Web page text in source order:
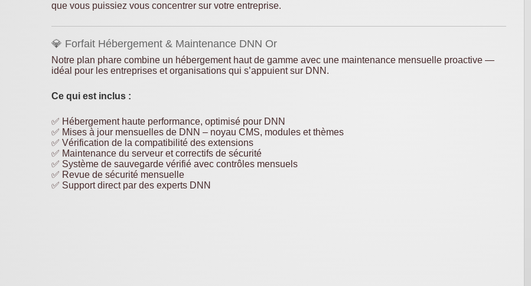
que vous puissiez vous concentrer sur votre entreprise.
💎 Forfait Hébergement & Maintenance DNN Or
Notre plan phare combine un hébergement haut de gamme avec une maintenance mensuelle proactive —
idéal pour les entreprises et organisations qui s’appuient sur DNN.
Ce qui est inclus :
✅ Hébergement haute performance, optimisé pour DNN
✅ Mises à jour mensuelles de DNN – noyau CMS, modules et thèmes
✅ Vérification de la compatibilité des extensions
✅ Maintenance du serveur et correctifs de sécurité
✅ Système de sauvegarde vérifié avec contrôles mensuels
✅ Revue de sécurité mensuelle
✅ Support direct par des experts DNN